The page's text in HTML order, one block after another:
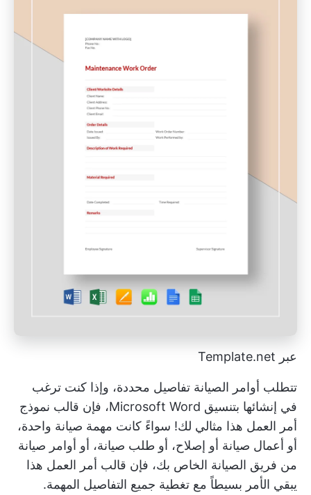
عبر Template.net
تتطلب أوامر الصيانة تفاصيل محددة، وإذا كنت ترغب
في إنشائها بتنسيق Microsoft Word، فإن قالب نموذج
أمر العمل هذا مثالي لك! سواءً كانت مهمة صيانة واحدة،
أو أعمال صيانة أو إصلاح، أو طلب صيانة، أو أوامر صيانة
من فريق الصيانة الخاص بك، فإن قالب أمر العمل هذا
يبقي الأمر بسيطاً مع تغطية جميع التفاصيل المهمة.